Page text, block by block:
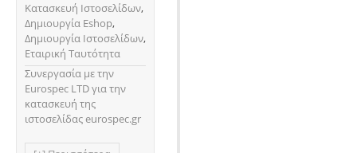
Κατασκευή Ιστοσελίδων,
Δημιουργία Eshop,
Δημιουργία Ιστοσελίδων,
Εταιρική Ταυτότητα
Συνεργασία με την
Eurospec LTD για την
κατασκευή της
ιστοσελίδας eurospec.gr